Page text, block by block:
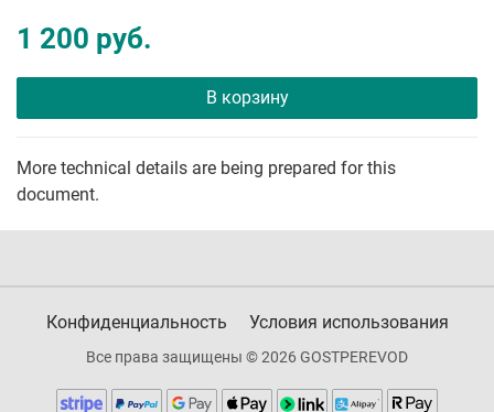
1 200 руб.
В корзину
More technical details are being prepared for this
document.
Конфиденциальность Условия использования
Все права защищены © 2026 GOSTPEREVOD